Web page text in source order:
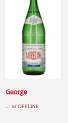
George
... ist OFFLINE